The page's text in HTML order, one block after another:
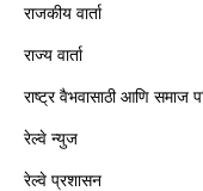
राजकीय वार्ता
राज्य वार्ता
राष्ट्र वैभवासाठी आणि समाज
रेल्वे न्युज
रेल्वे प्रशासन